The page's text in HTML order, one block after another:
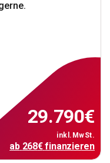
29.790€
inkl.MwSt.
ab 268€finanzieren